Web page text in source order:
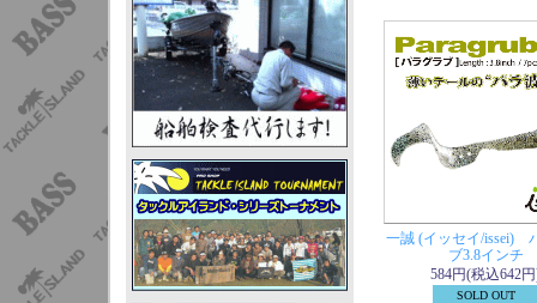
一誠 (イッセイ/issei)
ブ3.8インチ
584円(税込642
SOLD OUT